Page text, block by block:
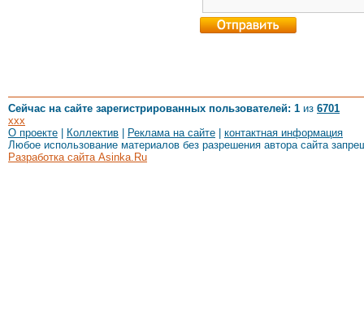
Сейчас на сайте зарегистрированных пользователей: 1 из 6701
xxx
О проекте
Коллектив Реклама на сайте
контактная информация
Любое использование материалов без разрешения автора сайта
Разработка сайта Asinka.Ru